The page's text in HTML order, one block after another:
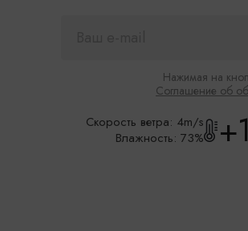
Нажимая на
Соглашение об
Скорость ветра: 4m/s
Влажность: 73%